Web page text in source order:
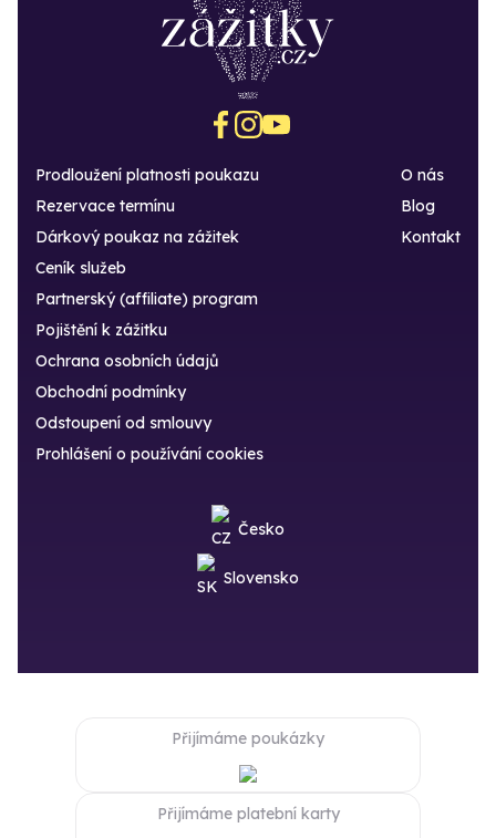
Prodloužení platnosti poukazu
Rezervace termínu
Dárkový poukaz na zážitek
O nás
Blog
Kontakt
Ceník služeb
Partnerský (affiliate) program
Pojištění k zážitku
Ochrana osobních údajů
Obchodní podmínky
Odstoupení od smlouvy
Prohlášení o používání cookies
Česko
Slovensko
Přijímáme poukázky
Přijímáme platební karty